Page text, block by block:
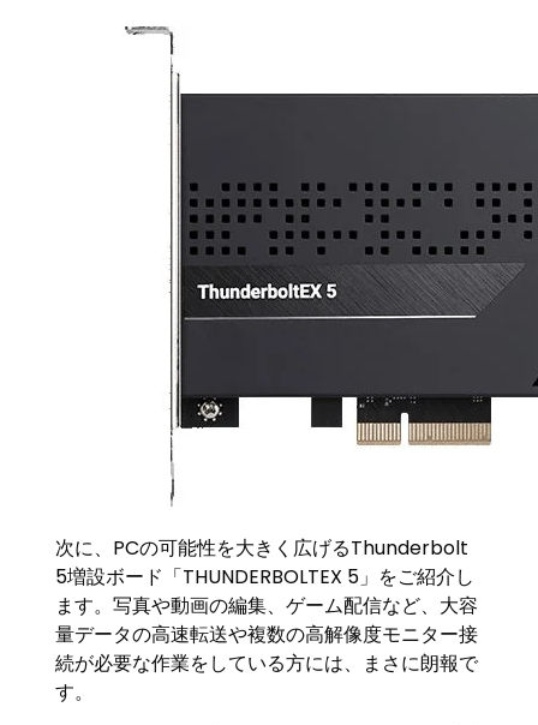
次に、PCの可能性を大きく広げるThunderbolt
5増設ボード「THUNDERBOLTEX 5」をご紹介し
ます。写真や動画の編集、ゲーム配信など、大容
量データの高速転送や複数の高解像度モニター接
続が必要な作業をしている方には、まさに朗報で
す。